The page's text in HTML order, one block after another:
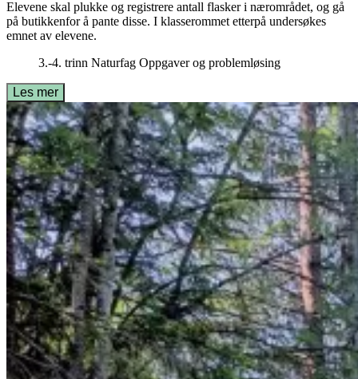
Elevene skal plukke og registrere antall flasker i nærområdet, og gå
på butikkenfor å pante disse. I klasserommet etterpå undersøkes
emnet av elevene.
3.-4. trinn Naturfag Oppgaver og problemløsing
Les mer